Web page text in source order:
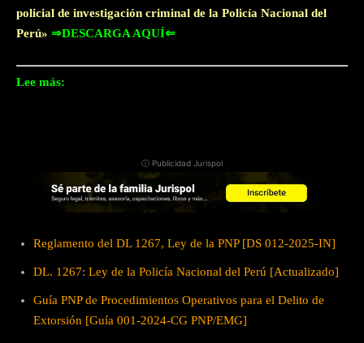
policial de investigación criminal de la Policía Nacional del
Perú» ⇒DESCARGA AQUÍ⇐
Lee más:
ⓘ Publicidad Jurispol
Reglamento del DL 1267, Ley de la PNP [DS 012-2025-IN]
DL. 1267: Ley de la Policía Nacional del Perú [Actualizado]
Guía PNP de Procedimientos Operativos para el Delito de
Extorsión [Guía 001-2024-CG PNP/EMG]